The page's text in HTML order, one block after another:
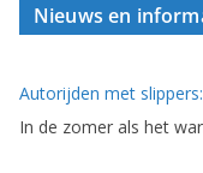
Nieuws en
Autorijden met
In de zomer als het